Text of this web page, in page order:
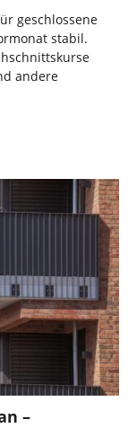
geschlossene
stabil.
andere
–